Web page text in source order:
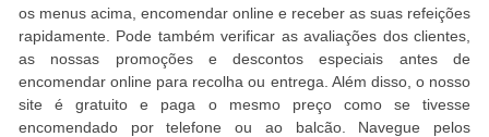
os menus acima, encomendar online e receber as suas refeições
rapidamente. Pode também verificar as avaliações dos clientes,
as nossas promoções e descontos especiais antes de
encomendar online para recolha ou entrega. Além disso, o nosso
site é gratuito e paga o mesmo preço como se tivesse
encomendado por telefone ou ao balcão. Navegue pelos